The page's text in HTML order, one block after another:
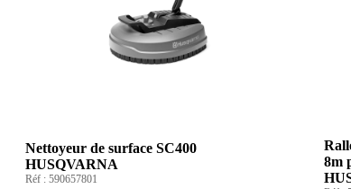
Nettoyeur de surface SC400
HUSQVARNA
Réf : 590657801
8m